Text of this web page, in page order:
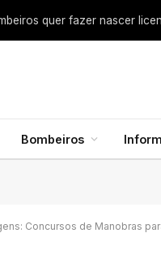
Bombeiros
Concursos de Manobras